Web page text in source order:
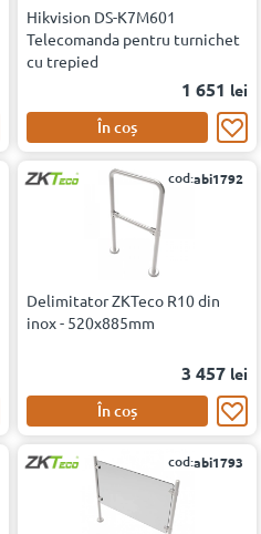
Hikvision DS-K7M601
Telecomanda pentru turnichet
cu trepied
1 651 lei
În coș
cod:abi1792
Delimitator ZKTeco R10 din
inox - 520x885mm
3 457 lei
În coș
cod:abi1793